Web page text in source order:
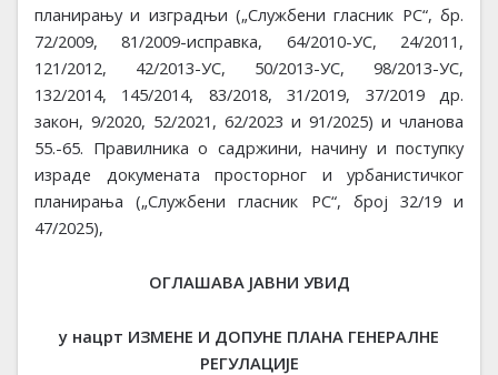
планирању и изградњи („Службени гласник РС“, бр.
72/2009, 81/2009-исправка, 64/2010-УС, 24/2011,
121/2012, 42/2013-УС, 50/2013-УС, 98/2013-УС,
132/2014, 145/2014, 83/2018, 31/2019, 37/2019 др.
закон, 9/2020, 52/2021, 62/2023 и 91/2025) и чланова
55.-65. Правилника о садржини, начину и поступку
израде докумената просторног и урбанистичког
планирања(„Службени гласник РС“, број 32/19 и
47/2025),
ОГЛАШАВА ЈАВНИ УВИД
у нацрт ИЗМЕНЕ И ДОПУНЕ ПЛАНА ГЕНЕРАЛНЕ
РЕГУЛАЦИЈЕ